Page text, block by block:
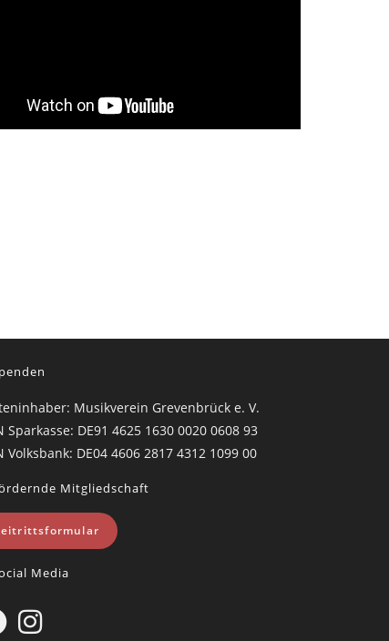
Musikverein Grevenbrück e. V.
Sparkasse: DE91 4625 1630 0020 0608 93
Volksbank: DE04 4606 2817 4312 1099 00
Mitgliedschaft
Media